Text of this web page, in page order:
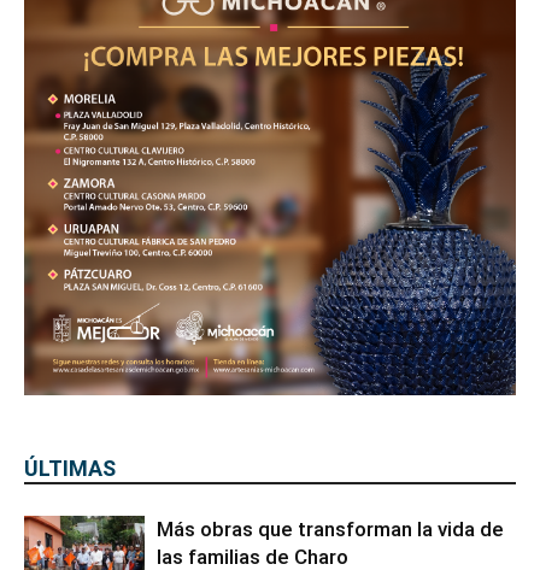
ÚLTIMAS
Más obras que transforman la vida de
las familias de Charo